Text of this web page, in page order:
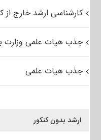
کارشناسی ارشد خارج از
جذب هیات علمی وزارت
جذب هیات علمی
ارشد بدون کنکور